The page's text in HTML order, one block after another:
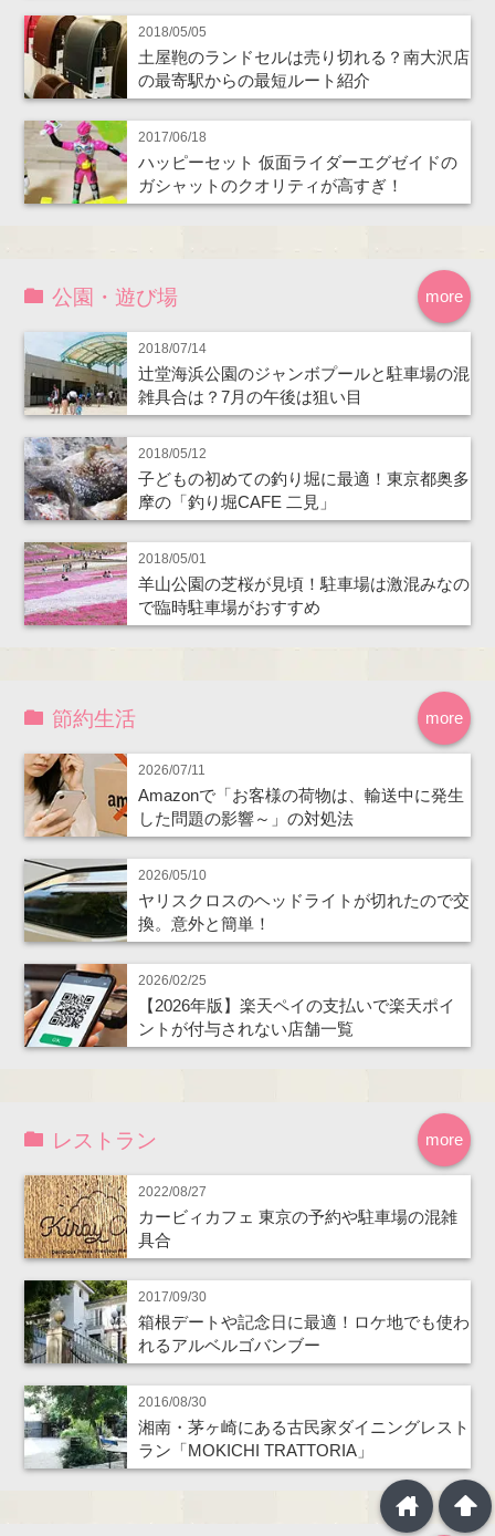
2018/05/05
土屋鞄のランドセルは売り切れる？南大沢店
の最寄駅からの最短ルート紹介
2017/06/18
ハッピーセット 仮面ライダーエグゼイドの
ガシャットのクオリティが高すぎ！
more
公園・遊び場
2018/07/14
辻堂海浜公園のジャンボプールと駐車場の混
雑具合は？7月の午後は狙い目
2018/05/12
子どもの初めての釣り堀に最適！東京都奥多
摩の「釣り堀CAFE 二見」
2018/05/01
羊山公園の芝桜が見頃！駐車場は激混みなの
で臨時駐車場がおすすめ
more
節約生活
2026/07/11
Amazonで「お客様の荷物は、輸送中に発生
した問題の影響～」の対処法
2026/05/10
ヤリスクロスのヘッドライトが切れたので交
換。意外と簡単！
2026/02/25
【2026年版】楽天ペイの支払いで楽天ポイ
ントが付与されない店舗一覧
more
レストラン
2022/08/27
カービィカフェ 東京の予約や駐車場の混雑
具合
2017/09/30
箱根デートや記念日に最適！ロケ地でも使わ
れるアルベルゴバンブー
2016/08/30
湘南・茅ヶ崎にある古民家ダイニングレスト
ラン「MOKICHI TRATTORIA」
arrowup
home